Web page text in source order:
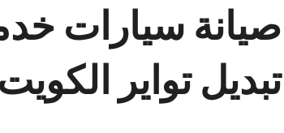
صيانة سيارات
تبديل تواير الكويت